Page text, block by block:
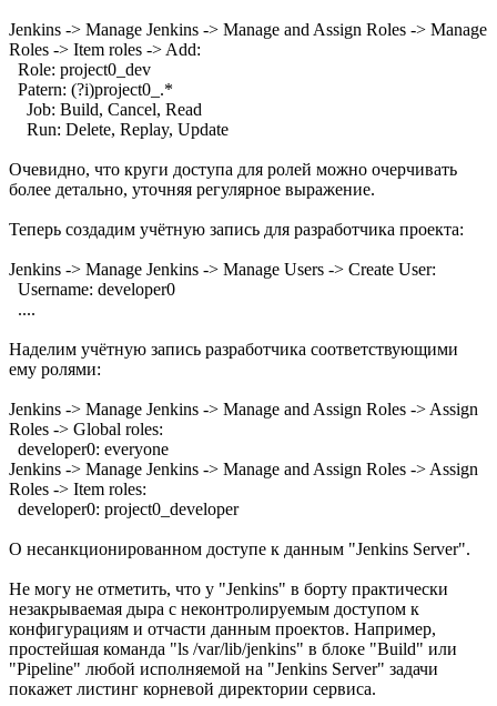
Jenkins -> Manage Jenkins -> Manage and Assign Roles -> Manage
Roles -> Item roles -> Add:
Role: project0_dev
Patern: (?i)project0_.*
Job: Build, Cancel, Read
Run: Delete, Replay, Update
Очевидно, что круги доступа для ролей можно очерчивать
более детально, уточняя регулярное выражение.
Теперь создадим учётную запись для разработчика проекта:
Jenkins -> Manage Jenkins -> Manage Users -> Create User:
Username: developer0
....
Наделим учётную запись разработчика соответствующими
ему ролями:
Jenkins -> Manage Jenkins -> Manage and Assign Roles -> Assign
Roles -> Global roles:
developer0: everyone
Jenkins -> Manage Jenkins -> Manage and Assign Roles -> Assign
Roles -> Item roles:
developer0: project0_developer
О несанкционированном доступе к данным "Jenkins Server".
Не могу не отметить, что у "Jenkins" в борту практически
незакрываемая дыра с неконтролируемым доступом к
конфигурациям и отчасти данным проектов. Например,
простейшая команда "ls /var/lib/jenkins" в блоке "Build" или
"Pipeline" любой исполняемой на "Jenkins Server" задачи
покажет листинг корневой директории сервиса.